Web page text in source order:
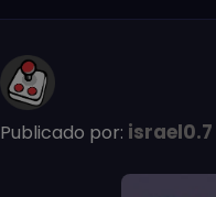
Publicado por: israel0.7